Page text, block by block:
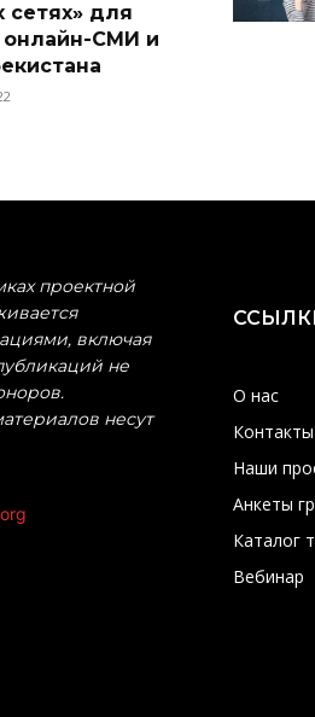
сетях» для
онлайн-СМИ и
проектной
включая
не
несут
О нас
Контакты
Наши
Анкеты
Каталог
Вебинар